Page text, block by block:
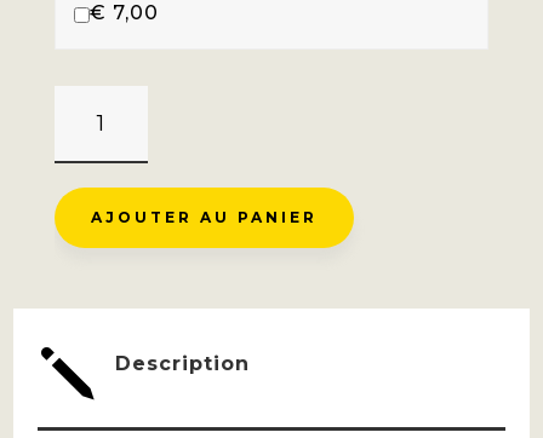
€ 7,00
COL
DE
LA
-
GRAND
BORNAND
AJOUTER AU PANIER
j Description